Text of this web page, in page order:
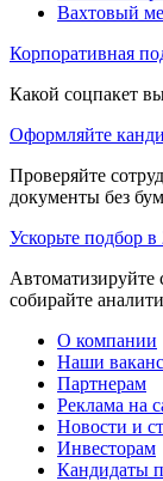
Вахтовый
Корпоративная
Какой соцпакет
Оформляйте
Проверяйте
документы без
Ускорьте подбор в
Автоматизируйте
собирайте
О компании
Наши
Партнерам
Реклама на
Новости и
Инвесторам
Кандидаты